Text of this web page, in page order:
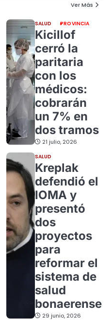
Ver Más
SALUD PROVINCIA
Kicillof
cerró la
paritaria
con los
médicos:
cobrarán
un 7% en
dos tramos
21 julio, 2026
SALUD
Kreplak
defendió el
IOMA y
presentó
dos
proyectos
para
reformar el
sistema de
salud
bonaerense
29 junio, 2026